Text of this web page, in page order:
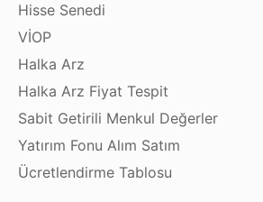
Hisse Senedi
VİOP
Halka Arz
Halka Arz Fiyat Tespit
Sabit Getirili Menkul Değerler
Yatırım Fonu Alım Satım
Ücretlendirme Tablosu